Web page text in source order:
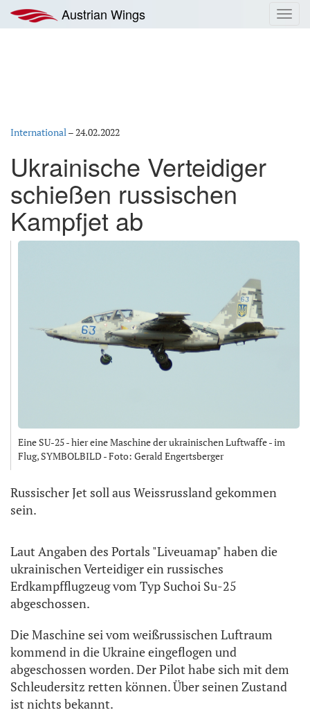
Inhalt
springen
Austrian Wings
International–24.02.2022
Ukrainische Verteidiger
schießen russischen
Kampfjet ab
Eine SU-25 - hier eine Maschine der ukrainischen Luftwaffe - im
Flug, SYMBOLBILD - Foto: Gerald Engertsberger
Russischer Jet soll aus Weissrussland gekommen
sein.
Laut Angaben des Portals "Liveuamap" haben die
ukrainischen Verteidiger ein russisches
Erdkampfflugzeug vom Typ Suchoi Su-25
abgeschossen.
Die Maschine sei vom weißrussischen Luftraum
kommend in die Ukraine eingeflogen und
abgeschossen worden. Der Pilot habe sich mit dem
Schleudersitz retten können. Über seinen Zustand
ist nichts bekannt.